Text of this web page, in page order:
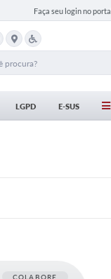
Faça seu login no portal
LGPD E-SUS
COLABORE